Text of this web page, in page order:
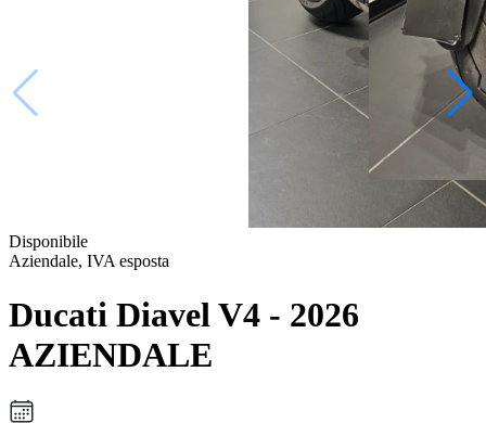
Disponibile
Aziendale, IVA esposta
Ducati Diavel V4 - 2026
AZIENDALE